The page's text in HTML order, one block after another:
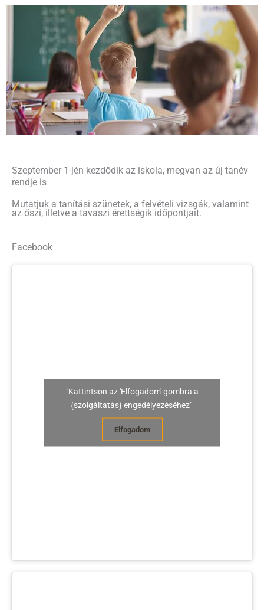
Szeptember 1-jén kezdődik az iskola, megvan az új tanév
rendje is
Mutatjuk a tanítási szünetek, a felvételi vizsgák, valamint
az őszi, illetve a tavaszi érettségik időpontjait.
Facebook
"Kattintson az 'Elfogadom' gombra a
{szolgáltatás} engedélyezéséhez"
Elfogadom